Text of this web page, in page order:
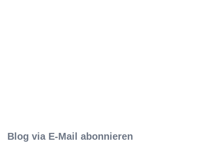
Blog via E-Mail abonnieren